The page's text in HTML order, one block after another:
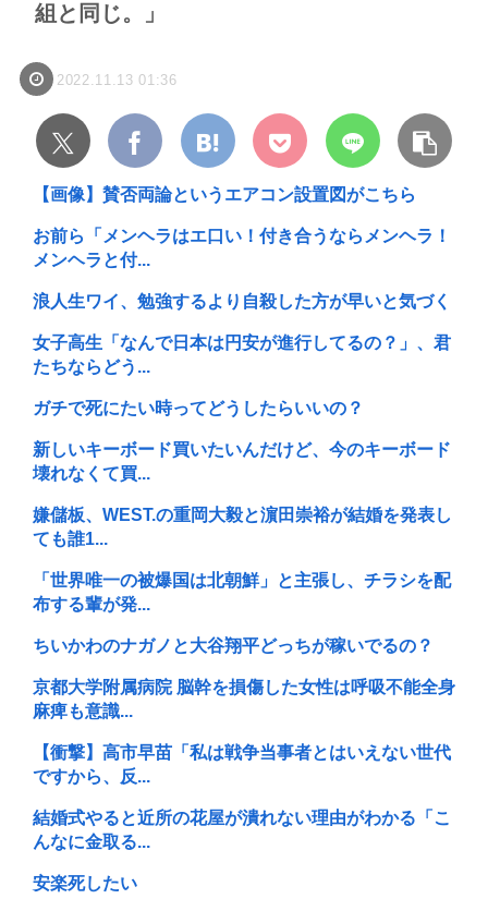
組と同じ。」
2022.11.13 01:36
【画像】賛否両論というエアコン設置図がこちら
お前ら「メンヘラはエ口い！付き合うならメンヘラ！
メンヘラと付...
浪人生ワイ、勉強するより自殺した方が早いと気づく
女子高生「なんで日本は円安が進行してるの？」、君
たちならどう...
ガチで死にたい時ってどうしたらいいの？
新しいキーボード買いたいんだけど、今のキーボード
壊れなくて買...
嫌儲板、WEST.の重岡大毅と濵田崇裕が結婚を発表し
ても誰1...
「世界唯一の被爆国は北朝鮮」と主張し、チラシを配
布する輩が発...
ちいかわのナガノと大谷翔平どっちが稼いでるの？
京都大学附属病院 脳幹を損傷した女性は呼吸不能全身
麻痺も意識...
【衝撃】高市早苗「私は戦争当事者とはいえない世代
ですから、反...
結婚式やると近所の花屋が潰れない理由がわかる「こ
んなに金取る...
安楽死したい